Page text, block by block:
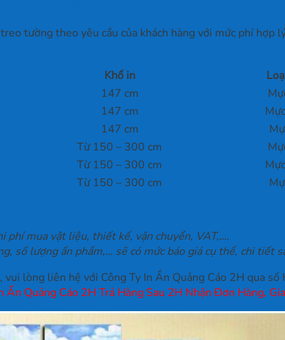
tường theo yêu cầu của khách hàng với mức phí
Khổ in
147 cm
147 cm
147 cm
Từ 150 – 300 cm
Từ 150 – 300 cm
Từ 150 – 300 cm
phí mua vật liệu, thiết kế, vận chuyển, VAT,….
số lượng ấn phẩm,… sẽ có mức báo giá cụ thể, chi tiết
lòng liên hệ với Công Ty In Ấn Quảng Cáo 2H qua số
Ấn Quảng Cáo 2H Trả Hàng Sau 2H Nhận Đơn Hàng,